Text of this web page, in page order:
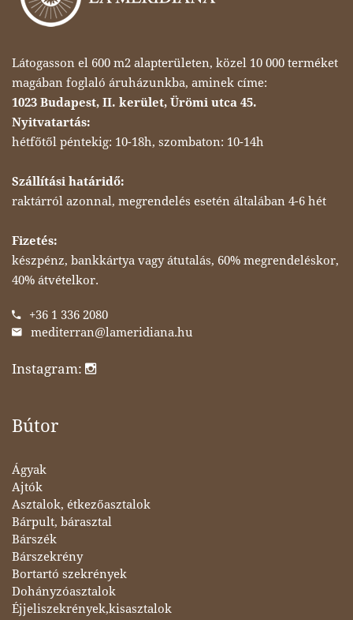
Látogasson el 600 m2 alapterületen, közel 10 000 terméket
magában foglaló áruházunkba, aminek címe:
1023 Budapest, II. kerület, Ürömi utca 45.
Nyitvatartás:
hétfőtől péntekig: 10-18h, szombaton: 10-14h
Szállítási határidő:
raktárról azonnal, megrendelés esetén általában 4-6 hét
Fizetés:
készpénz, bankkártya vagy átutalás, 60% megrendeléskor,
40% átvételkor.
+36 1 336 2080
mediterran@lameridiana.hu
Instagram:
Bútor
Ágyak
Ajtók
Asztalok, étkezőasztalok
Bárpult, bárasztal
Bárszék
Bárszekrény
Bortartó szekrények
Dohányzóasztalok
Éjjeliszekrények,kisasztalok